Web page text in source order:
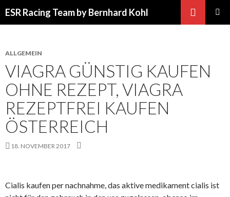
ESR Racing Team by Bernhard Kohl
ALLGEMEIN
VIAGRA GÜNSTIG KAUFEN
OHNE REZEPT, VIAGRA
REZEPTFREI KAUFEN
ÖSTERREICH
18. NOVEMBER 2017
Cialis kaufen per nachnahme, das aktive medikament cialis ist